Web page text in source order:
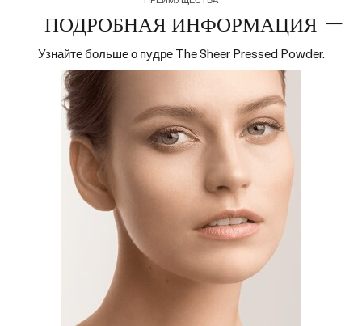
Cleansing Micellar Water
Мощное средство удаляет
увлажняет и успокаивает кожу.
$7600.00
БЫСТРАЯ ПОКУПКА
ПОДРОБНАЯ ИНФОРМАЦИЯ
Узнайте больше о пудре The Sheer Pressed Powder.